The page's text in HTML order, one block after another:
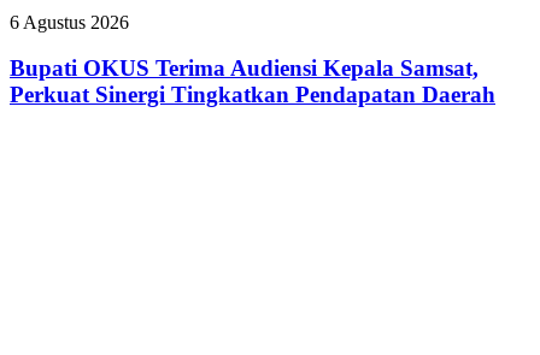
Lewat
Transformasi
Digital
Bupati
Terima
Audiensi
Kepala
6 Agustus 2026
Bupati OKUS Terima Audiensi Kepala Samsat,
Perkuat Sinergi Tingkatkan Pendapatan Daerah